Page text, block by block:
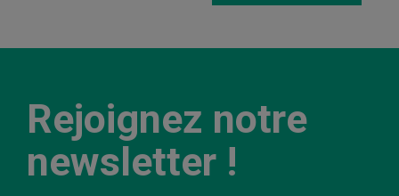
Rejoignez notre
newsletter !